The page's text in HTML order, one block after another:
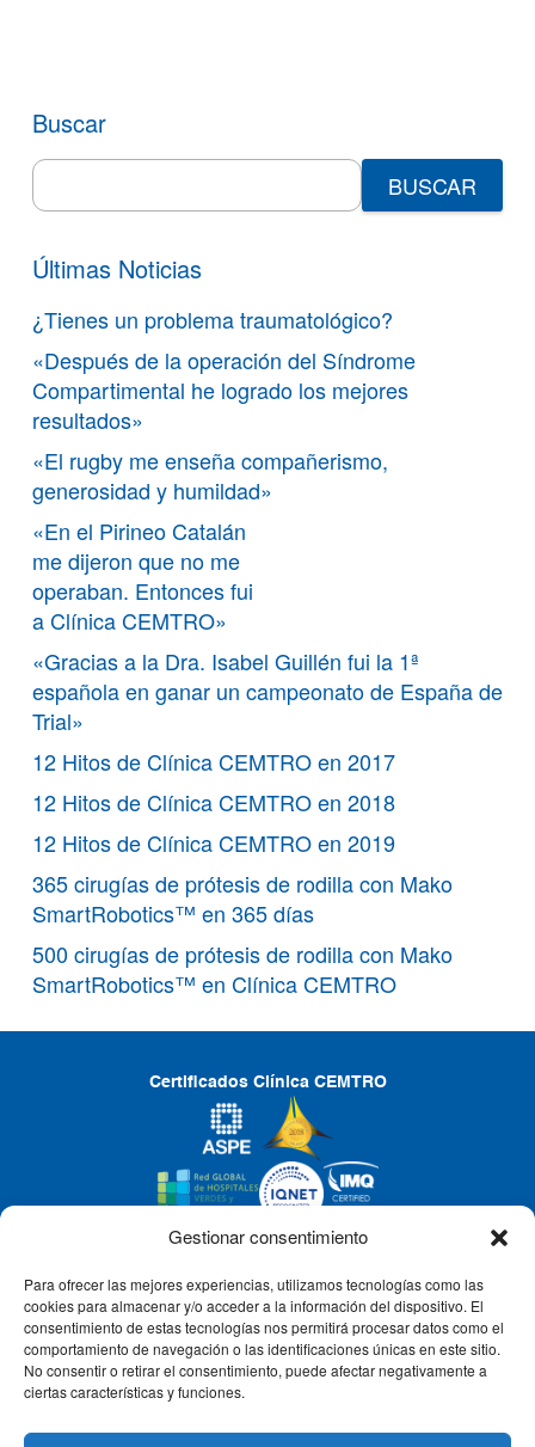
Gestionar consentimiento
Para ofrecer las mejores experiencias, utilizamos tecnologías como las
cookies para almacenar y/o acceder a la información del dispositivo. El
consentimiento de estas tecnologías nos permitirá procesar datos como el
comportamiento de navegación o las identificaciones únicas en este sitio.
No consentir o retirar el consentimiento, puede afectar negativamente a
ciertas características y funciones.
Buscar
Search
for:
Últimas Noticias
¿Tienes un problema traumatológico?
«Después de la operación del Síndrome
Compartimental he logrado los mejores
resultados»
«El rugby me enseña compañerismo,
generosidad y humildad»
«En el Pirineo Catalán
me dijeron que no me
operaban. Entonces fui
a Clínica CEMTRO»
«Gracias a la Dra. Isabel Guillén fui la 1ª
española en ganar un campeonato de España de
Trial»
12 Hitos de Clínica CEMTRO en 2017
12 Hitos de Clínica CEMTRO en 2018
12 Hitos de Clínica CEMTRO en 2019
365 cirugías de prótesis de rodilla con Mako
SmartRobotics™ en 365 días
500 cirugías de prótesis de rodilla con Mako
SmartRobotics™ en Clínica CEMTRO
Certificados Clínica CEMTRO
CLÍNICA CEMTRO
QUIÉNES SOMOS